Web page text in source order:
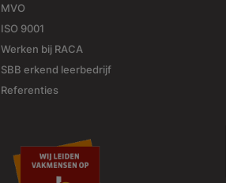
MVO
ISO 9001
Werken bij RACA
SBB erkend leerbedrijf
Referenties